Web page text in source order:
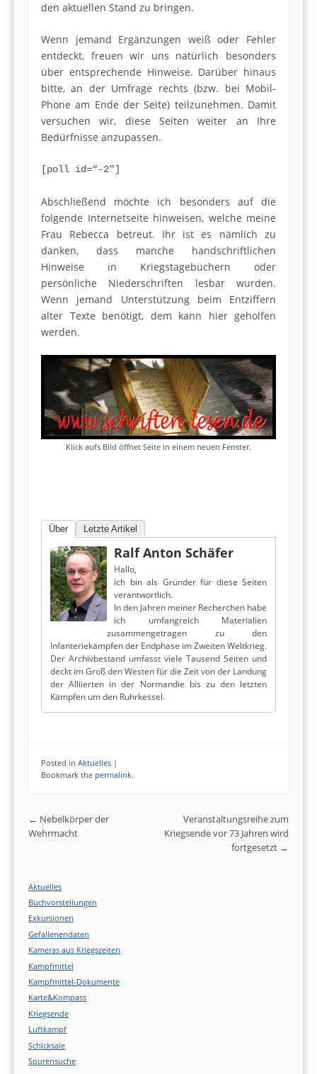
den aktuellen Stand zu bringen.
Wenn jemand Ergänzungen weiß oder Fehler
entdeckt, freuen wir uns natürlich besonders
über entsprechende Hinweise. Darüber hinaus
bitte, an der Umfrage rechts (bzw. bei Mobil-
Phone am Ende der Seite) teilzunehmen. Damit
versuchen wir, diese Seiten weiter an Ihre
Bedürfnisse anzupassen.
[poll id=“-2″]
Abschließend möchte ich besonders auf die
folgende Internetseite hinweisen, welche meine
Frau Rebecca betreut. Ihr ist es nämlich zu
danken, dass manche handschriftlichen
Hinweise in Kriegstagebüchern oder
persönliche Niederschriften lesbar wurden.
Wenn jemand Unterstützung beim Entziffern
alter Texte benötigt, dem kann hier geholfen
werden.
Klick aufs Bild öffnet Seite in einem neuen Fenster.
Über Letzte Artikel
Ralf Anton Schäfer
Hallo,
ich bin als Gründer für diese Seiten
verantwortlich.
In den Jahren meiner Recherchen habe
ich umfangreich Materialien
zusammengetragen zu den
Infanteriekämpfen der Endphase im Zweiten Weltkrieg.
Der Archivbestand umfasst viele Tausend Seiten und
deckt im Groß den Westen für die Zeit von der Landung
der Alliierten in der Normandie bis zu den letzten
Kämpfen um den Ruhrkessel.
Posted in Aktuelles |
Bookmark the permalink.
Post navigation
← Nebelkörper der
Wehrmacht
Veranstaltungsreihe zum
Kriegsende vor 73 Jahren wird
fortgesetzt →
Aktuelles
Buchvorstellungen
Exkursionen
Gefallenendaten
Kameras aus Kriegszeiten
Kampfmittel
Kampfmittel-Dokumente
Karte&Kompass
Kriegsende
Luftkampf
Schicksale
Spurensuche